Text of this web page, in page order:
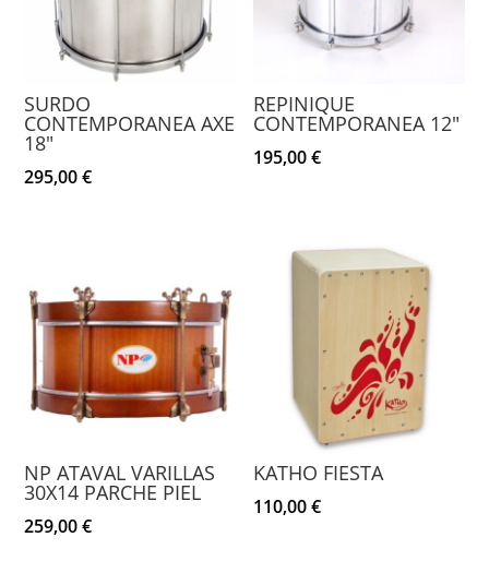
SURDO
CONTEMPORANEA AXE
18″
295,00€
REPINIQUE
CONTEMPORANEA 12″
195,00€
NP ATAVAL VARILLAS
30X14 PARCHE PIEL
259,00€
KATHO FIESTA
110,00€